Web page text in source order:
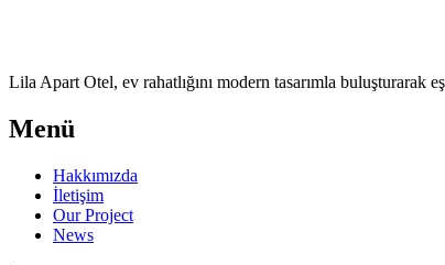
Lila Apart Otel, ev rahatlığını modern tasarımla
Menü
Hakkımızda
İletişim
Our Project
News